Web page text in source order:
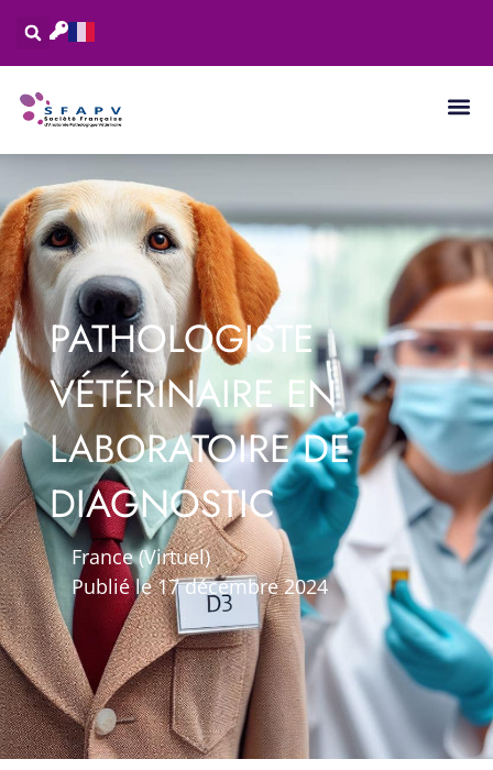
PATHOLOGISTE
VÉTÉRINAIRE EN
LABORATOIRE DE
DIAGNOSTIC
France (Virtuel)
Publié le 17 décembre 2024